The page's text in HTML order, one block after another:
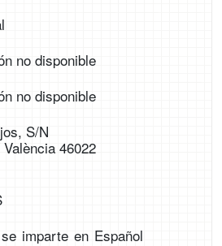
no disponible
no disponible
S/N
46022
imparte en Español